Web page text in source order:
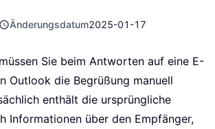
Änderungsdatum2025-01-17
Sie beim Antworten auf eine E-
Outlook die Begrüßung manuell
enthält die ursprüngliche
Informationen über den Empfänger,